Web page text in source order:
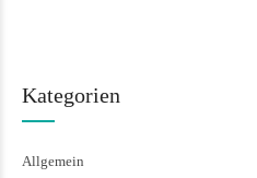
Kategorien
Allgemein